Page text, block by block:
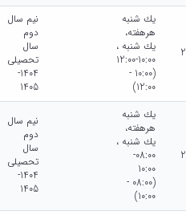
2
يك شنبه
هرهفته،
يك شنبه ،
10:00-12:00
(10:00 -
12:00)
نیم سال
دوم
سال
تحصیلی
1404-
1405
2
يك شنبه
هرهفته،
يك شنبه ،
08:00-
10:00
(08:00 -
10:00)
نیم سال
دوم
سال
تحصیلی
1404-
1405